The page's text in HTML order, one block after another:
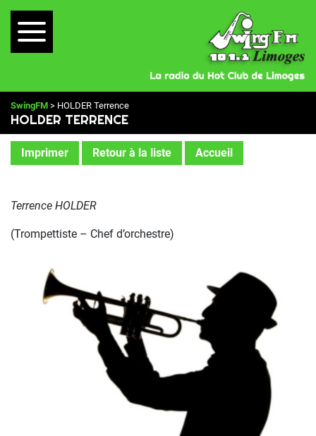
SwingFM > HOLDER Terrence
HOLDER TERRENCE
Imprimer Retour à la liste Accueil
Terrence HOLDER
(Trompettiste – Chef d’orchestre)